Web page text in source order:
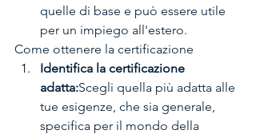
quelle di base e può essere utile
per un impiego all'estero.
Come ottenere la certificazione
Identifica la certificazione
adatta:Scegli quella più adatta alle
tue esigenze, che sia generale,
specifica per il mondo della